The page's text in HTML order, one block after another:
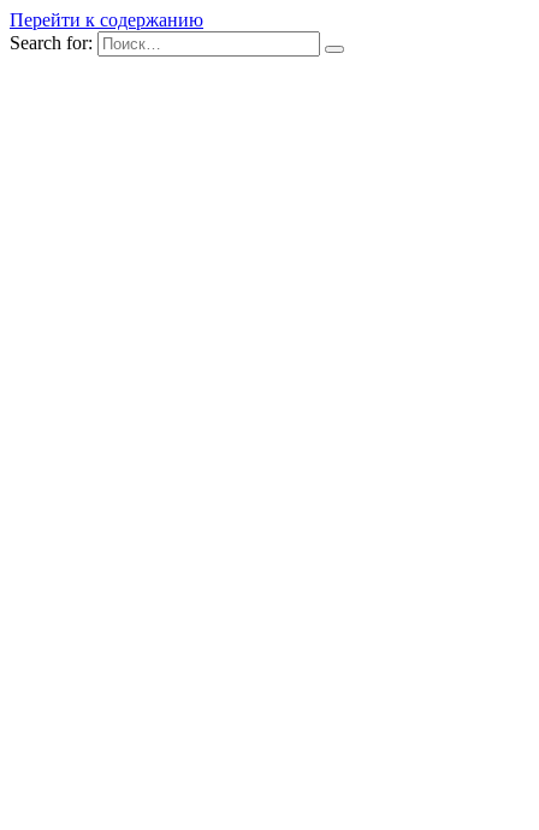
Перейти к содержанию
Search for: